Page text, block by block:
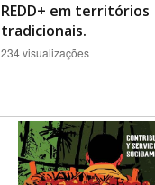
REDD+ em territórios
tradicionais.
234 visualizações